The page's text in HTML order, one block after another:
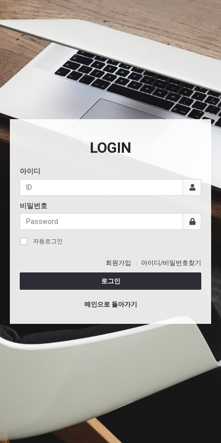
LOGIN
아이디
비밀번호
자동로그인
회원가입 아이디/비밀번호찾기
로그인
메인으로 돌아가기